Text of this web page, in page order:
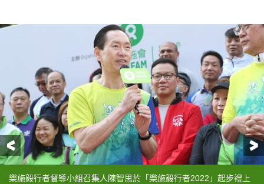
前一頁
樂施毅行者督導小組召集人陳智思於「樂施毅行者2022」起步禮上
財政司副司長黃偉綸於「樂施毅行者2022」起步禮上為參加者打
活動首席贊助代表友邦香港及澳門首席客戶、策略及轉型官劉錦珠
「樂施毅行者2022」約1,600位參加者今早於西貢北潭涌起步，他們
「樂施毅行者2022」今早起步，（左至右）樂施毅行者督導小組召